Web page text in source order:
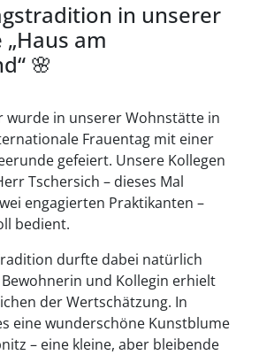
in unserer
am
🌸
wurde in unserer Wohnstätte in
Frauentag mit einer
gefeiert. Unsere Kollegen
Tschersich – dieses Mal
engagierten Praktikanten –
bedient.
durfte dabei natürlich
Bewohnerin und Kollegin erhielt
der Wertschätzung. In
eine wunderschöne Kunstblume
– eine kleine, aber bleibende